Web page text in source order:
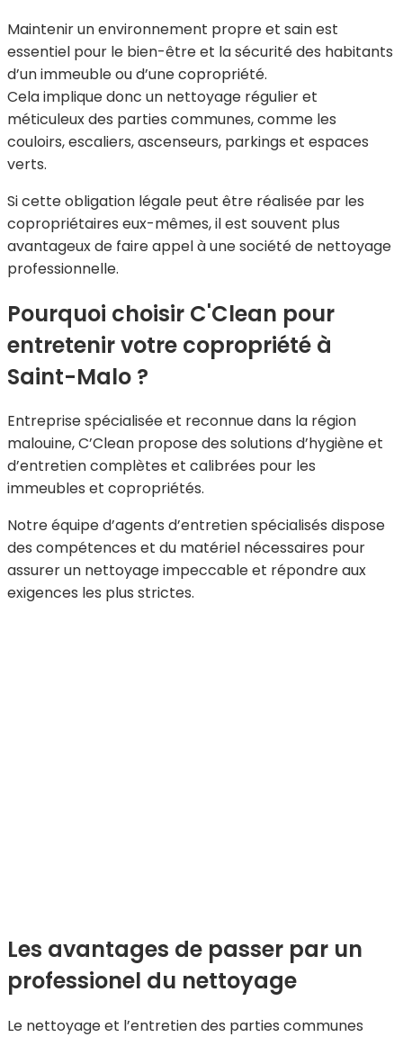
Maintenir un environnement propre et sain est
essentiel pour le bien-être et la sécurité des habitants
d’un immeuble ou d’une copropriété.
Cela implique donc un nettoyage régulier et
méticuleux des parties communes, comme les
couloirs, escaliers, ascenseurs, parkings et espaces
verts.
Si cette obligation légale peut être réalisée par les
copropriétaires eux-mêmes, il est souvent plus
avantageux de faire appel à une société de nettoyage
professionnelle.
Pourquoi choisir C'Clean pour
entretenir votre copropriété à
Saint-Malo ?
Entreprise spécialisée et reconnue dans la région
malouine, C’Clean propose des solutions d’hygiène et
d’entretien complètes et calibrées pour les
immeubles et copropriétés.
Notre équipe d’agents d’entretien spécialisés dispose
des compétences et du matériel nécessaires pour
assurer un nettoyage impeccable et répondre aux
exigences les plus strictes.
Les avantages de passer par un
professionel du nettoyage
Le nettoyage et l’entretien des parties communes